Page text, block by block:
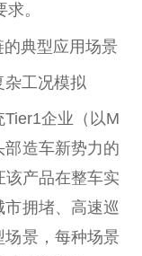
。
典型应用场景
杂工况模拟
企业（以M
造车新势力的
该产品在整车实
拥堵、高速巡
场景，每种场景